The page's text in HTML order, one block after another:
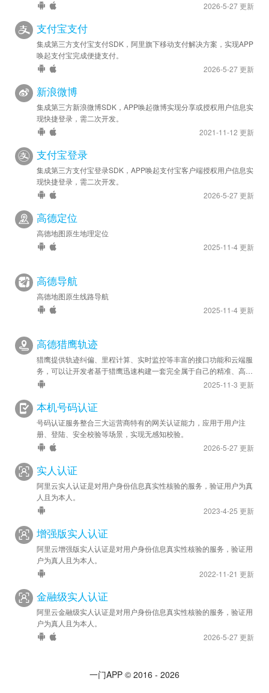
2026-5-27 更新
支付宝支付
集成第三方支付宝支付SDK，阿里旗下移动支付解决方案，实现APP
唤起支付宝完成便捷支付。
2026-5-27 更新
新浪微博
集成第三方新浪微博SDK，APP唤起微博实现分享或授权用户信息实
现快捷登录，需二次开发。
2021-11-12 更新
支付宝登录
集成第三方支付宝登录SDK，APP唤起支付宝客户端授权用户信息实
现快捷登录，需二次开发。
2026-5-27 更新
高德定位
高德地图原生地理定位
2025-11-4 更新
高德导航
高德地图原生线路导航
2025-11-4 更新
高德猎鹰轨迹
猎鹰提供轨迹纠偏、里程计算、实时监控等丰富的接口功能和云端服
务，可以让开发者基于猎鹰迅速构建一套完全属于自己的精准、高效
的轨迹管理系统，应用于车队管理、人员管理等领域。2025-11-3 更新
本机号码认证
号码认证服务整合三大运营商特有的网关认证能力，应用于用户注
册、登陆、安全校验等场景，实现无感知校验。
2026-5-27 更新
实人认证
阿里云实人认证是对用户身份信息真实性核验的服务，验证用户为真
人且为本人。
2023-4-25 更新
增强版实人认证
阿里云增强版实人认证是对用户身份信息真实性核验的服务，验证用
户为真人且为本人。
2022-11-21 更新
金融级实人认证
阿里云金融级实人认证是对用户身份信息真实性核验的服务，验证用
户为真人且为本人。
2026-5-27 更新
一门APP © 2016 - 2026